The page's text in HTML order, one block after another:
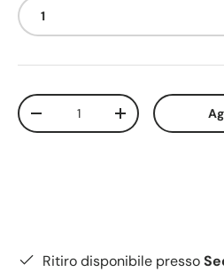
1
Q.tà
-
+
Ritiro disponibile presso